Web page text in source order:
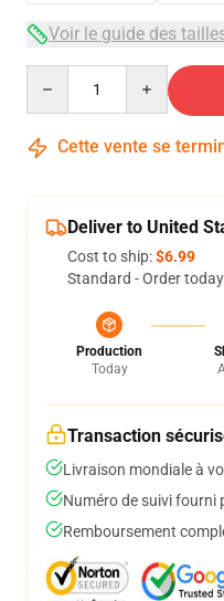
Voir le guide des
Cette vente se
Deliver to United
Cost to ship:$6.99
Standard - Order
Production
Today
Transaction
Livraison mondiale à
Numéro de suivi fourni
Remboursement